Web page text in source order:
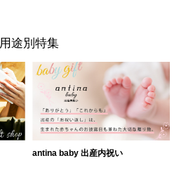
用途別特集
antina baby 出産内祝い